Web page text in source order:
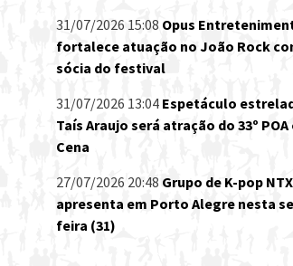
31/07/2026 15:08 Opus
fortalece atuação no João Rock
sócia do festival
31/07/2026 13:04 Espetáculo
Taís Araujo será atração do 33º POA
Cena
27/07/2026 20:48 Grupo de K-pop
apresenta em Porto Alegre nesta
feira (31)